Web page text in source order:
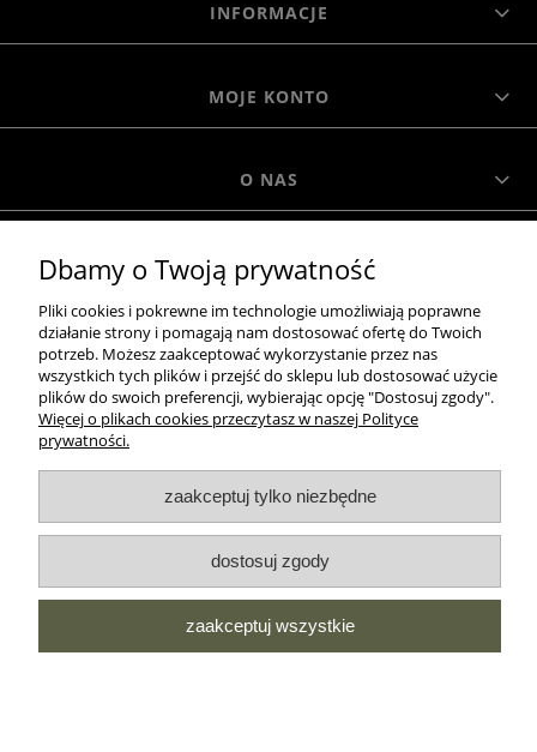
INFORMACJE
MOJE KONTO
O NAS
MOROWO
WSZELKIE PRAWA ZASTRZEŻONE MOROWO © 2018
realizacja:
pokaż pełną wersję strony
NASZE ODZNAKI
wyróżnienia są przyznawane przez
Dbamy o Twoją prywatność
Pliki cookies i pokrewne im technologie umożliwiają poprawne
działanie strony i pomagają nam dostosować ofertę do Twoich
potrzeb. Możesz zaakceptować wykorzystanie przez nas
wszystkich tych plików i przejść do sklepu lub dostosować użycie
plików do swoich preferencji, wybierając opcję "Dostosuj zgody".
Więcej o plikach cookies przeczytasz w naszej Polityce
prywatności.
zaakceptuj tylko niezbędne
dostosuj zgody
zaakceptuj wszystkie